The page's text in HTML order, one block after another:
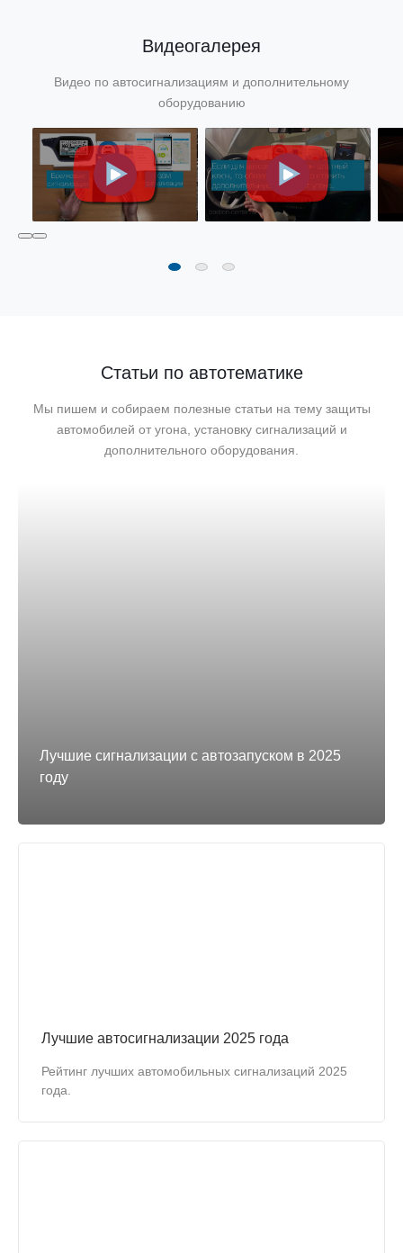
Видеогалерея
Видео по автосигнализациям и дополнительному
оборудованию
Статьи по автотематике
Мы пишем и собираем полезные статьи на тему защиты
автомобилей от угона, установку сигнализаций и
дополнительного оборудования.
Лучшие сигнализации с автозапуском в 2025
году
Лучшие автосигнализации 2025 года
Рейтинг лучших автомобильных сигнализаций 2025
года.